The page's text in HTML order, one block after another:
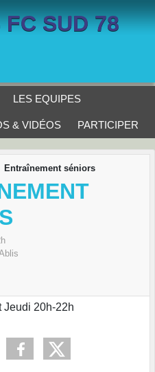
SUD 78
LES EQUIPES
& VIDÉOS PARTICIPER
Entraînement séniors
Jeudi 20h-22h